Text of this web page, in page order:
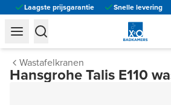
Laagste prijsgarantie Snelle levering
general.navigation.toggle_menu.label
Wastafelkranen
Hansgrohe Talis E110